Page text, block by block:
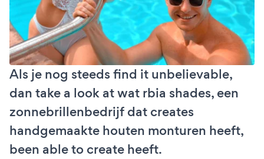
Als je nog steeds find it unbelievable,
dan take a look at wat rbia shades, een
zonnebrillenbedrijf dat creates
handgemaakte houten monturen heeft,
been able to create heeft.